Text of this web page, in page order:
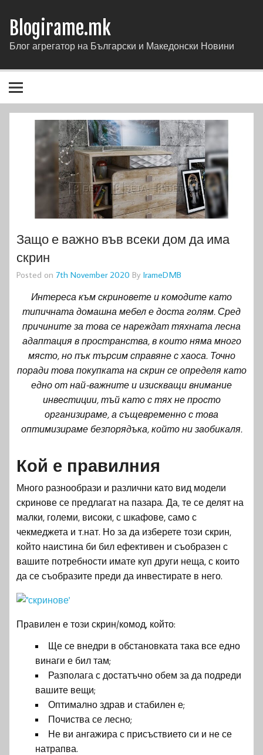
Blogirame.mk
Блог агрегатор на Български и Македонски Новини
Защо е важно във всеки дом да има
скрин
Posted on 7th November 2020 By IrameDMB
Интереса към скриновете и комодите като
типичната домашна мебел е доста голям. Сред
причините за това се нареждат тяхната лесна
адаптация в пространства, в които няма много
място, но пък търсим справяне с хаоса. Точно
поради това покупката на скрин се определя като
едно от най-важните и изискващи внимание
инвестиции, тъй като с тях не просто
организираме, а същевременно с това
оптимизираме безпорядъка, който ни заобикаля.
Кой е правилния
Много разнообрази и различни като вид модели
скринове се предлагат на пазара. Да, те се делят на
малки, големи, високи, с шкафове, само с
чекмеджета и т.нат. Но за да изберете този скрин,
който наистина би бил ефективен и съобразен с
вашите потребности имате куп други неща, с които
да се съобразите преди да инвестирате в него.
Правилен е този скрин/комод, който:
Ще се внедри в обстановката така все едно
винаги е бил там;
Разполага с достатъчно обем за да подреди
вашите вещи;
Оптимално здрав и стабилен е;
Почиства се лесно;
Не ви ангажира с присъствието си и не се
натрапва.